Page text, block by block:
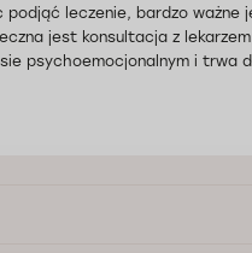
leczenie, bardzo ważne
jest konsultacja z
psychoemocjonalnym i trwa